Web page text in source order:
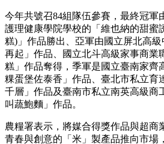
今年共號召84組隊伍參賽，最終冠軍
護理健康學院學校的「維也納的甜蜜
糕)」作品勝出、亞軍由國立屏北高
再起」作品、國立北斗高級家事商業
糕」作品奪得，季軍是國立臺南家齊
粿蛋堡佐泰香」作品、臺北市私立育
千層」作品及臺南市私立南英高級商
叫蔬鮑麵」作品。
農糧署表示，將媒合得獎作品與超商
青春與創意的「米」製產品推向市場